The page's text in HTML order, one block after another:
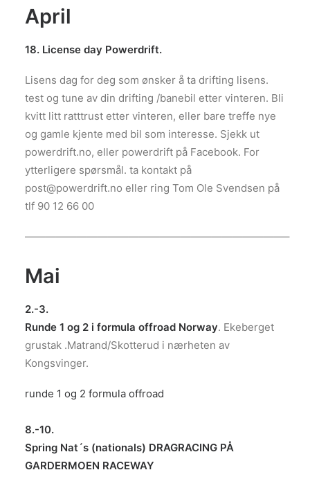
April
18. License day Powerdrift.
Lisens dag for deg som ønsker å ta drifting lisens.
test og tune av din drifting /banebil etter vinteren. Bli
kvitt litt ratttrust etter vinteren, eller bare treffe nye
og gamle kjente med bil som interesse. Sjekk ut
powerdrift.no, eller powerdrift på Facebook. For
ytterligere spørsmål. ta kontakt på
post@powerdrift.no eller ring Tom Ole Svendsen på
tlf 90 12 66 00
—————————————————————————–
Mai
2.-3.
Runde 1 og 2 i formula offroad Norway. Ekeberget
grustak .Matrand/Skotterud i nærheten av
Kongsvinger.
runde 1 og 2 formula offroad
8.-10.
Spring Nat´s (nationals) DRAGRACING PÅ
GARDERMOEN RACEWAY